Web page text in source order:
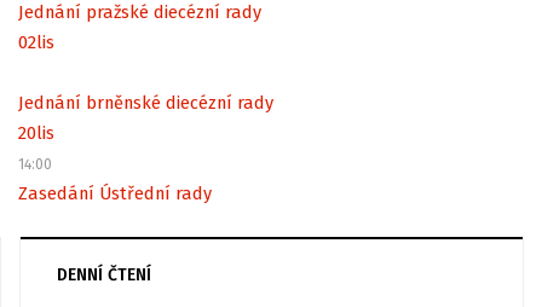
Jednání pražské diecézní rady
02lis
Jednání brněnské diecézní rady
20lis
14:00
Zasedání Ústřední rady
DENNÍ ČTENÍ